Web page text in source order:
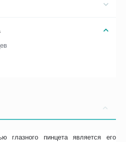
глазного пинцета является его